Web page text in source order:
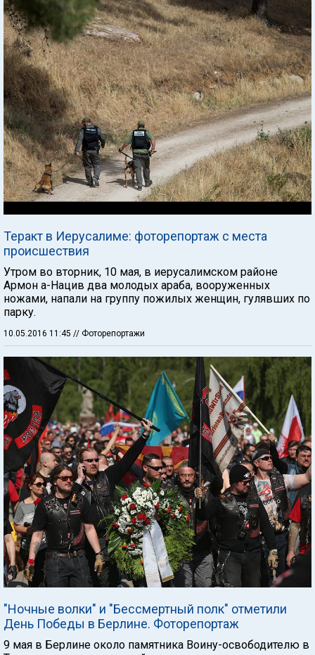
Теракт в Иерусалиме: фоторепортаж с места
происшествия
Утром во вторник, 10 мая, в иерусалимском районе
Армон а-Нацив два молодых араба, вооруженных
ножами, напали на группу пожилых женщин, гулявших по
парку.
10.05.2016 11:45 // Фоторепортажи
"Ночные волки" и "Бессмертный полк" отметили
День Победы в Берлине. Фоторепортаж
9 мая в Берлине около памятника Воину-освободителю в